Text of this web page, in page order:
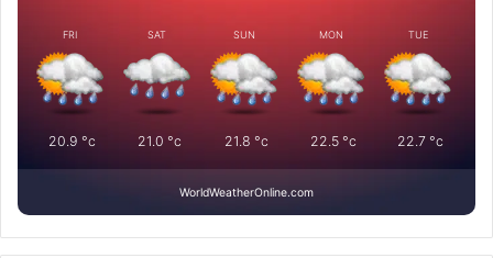
FRI
20.9 °c
SAT
21.0 °c
SUN
21.8 °c
MON
22.5 °c
TUE
22.7 °c
WorldWeatherOnline.com